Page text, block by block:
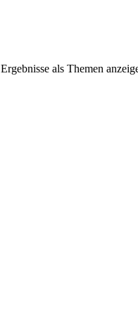
Ergebnisse als Themen